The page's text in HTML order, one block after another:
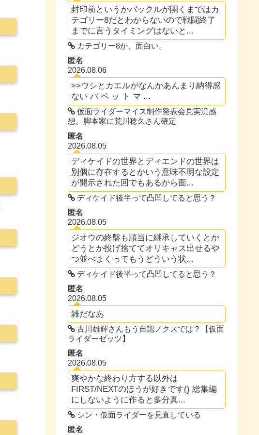
封印前というかバックルが開くまではカ
テゴリー8だとわからないので戦闘終了
までに言うタイミングはないと...
カテゴリー8か、面白い。
匿名
2026.08.06
>>ウシとカエルがなんかあんまり納得感
ない パ ペ ッ ト マ ...
仮面ライダーマイス制作発表会見実況感
想。脚本家に荒川稔久さん確定
匿名
2026.08.05
ディケイドの世界とディエンドの世界は
別個に存在するとかいう意味不明な設定
が開示された回でもあるから面...
ディケイド後半って凸凹してると思う？
匿名
2026.08.05
ジオウの終盤も順当に継承していくとか
どうとか投げ捨ててオリキャス出せるや
つ並べまくってもうどういう状...
ディケイド後半って凸凹してると思う？
匿名
2026.08.05
雑だなあ
古川雄輝さんもう自認ノクスでは？【仮面
ライダーゼッツ】
匿名
2026.08.05
爽やかな終わり方する以外は
FIRST/NEXTのほうが好きです() 総集編
にしないように作ると多分真...
シン・仮面ライダーを見直している
匿名